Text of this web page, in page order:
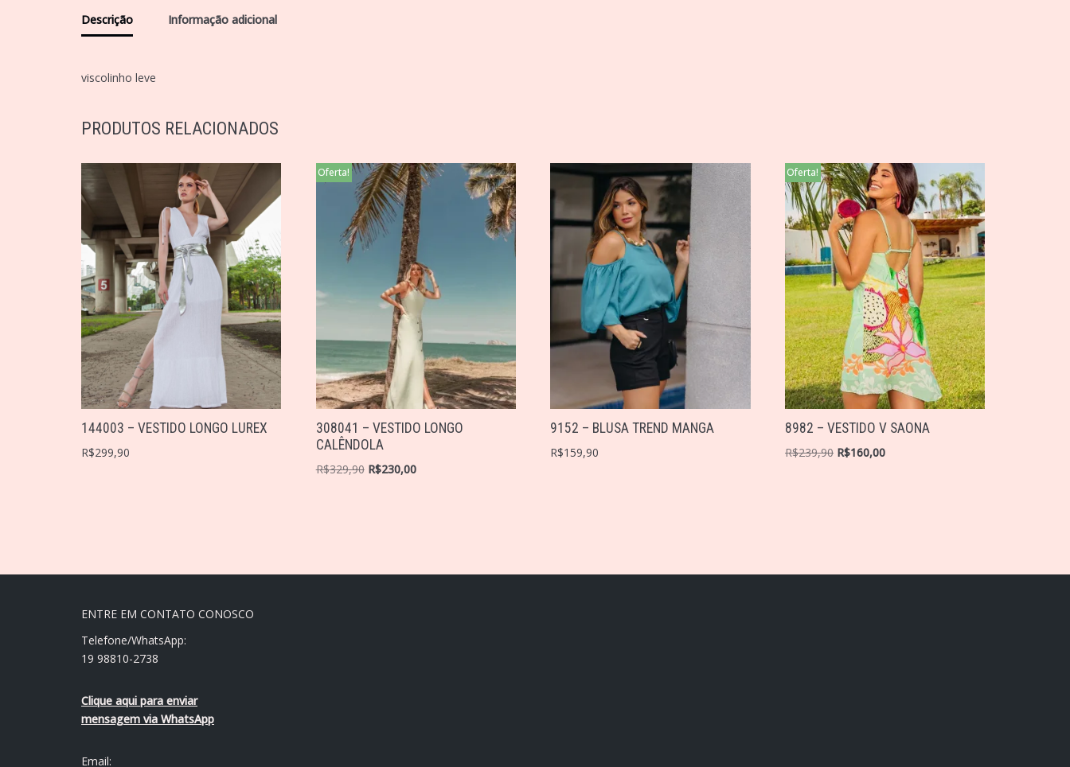
Descrição Informação adicional
viscolinho leve
PRODUTOS RELACIONADOS
144003 – VESTIDO LONGO LUREX
R$299,90
Oferta!
308041 – VESTIDO LONGO
CALÊNDOLA
R$329,90 R$230,00
9152 – BLUSA TREND MANGA
R$159,90
Oferta!
8982 – VESTIDO V SAONA
R$239,90 R$160,00
ENTRE EM CONTATO CONOSCO
Telefone/WhatsApp:
19 98810-2738
Clique aqui para enviar
mensagem via WhatsApp
Email: